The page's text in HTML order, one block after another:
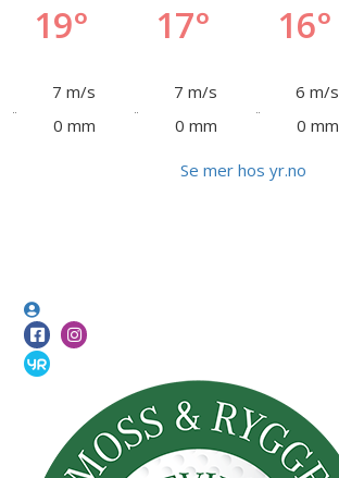
19°
7 m/s
0 mm
17°
7 m/s
0 mm
16°
6 m/s
0 mm
Se mer hos yr.no